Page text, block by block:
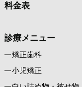
料金表
診療メニュー
矯正歯科
小児矯正